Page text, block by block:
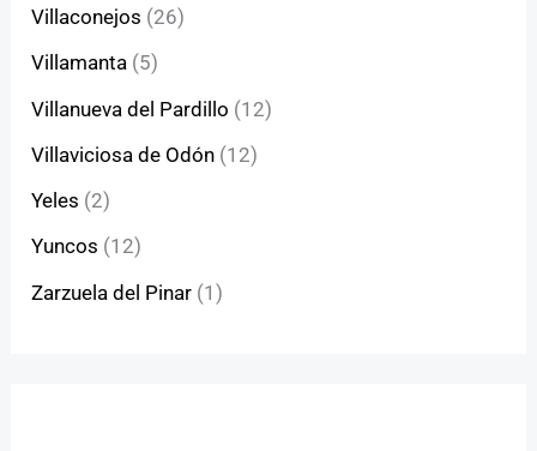
Villaconejos (26)
Villamanta (5)
Villanueva del Pardillo (12)
Villaviciosa de Odón (12)
Yeles (2)
Yuncos (12)
Zarzuela del Pinar (1)